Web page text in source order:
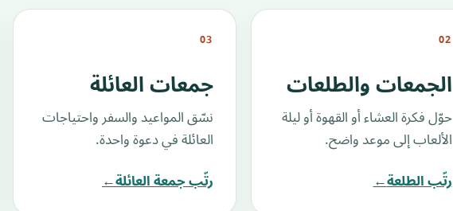
02
الجمعات والطلعات
حوّل فكرة العشاء أو القهوة أو ليلة
الألعاب إلى موعد واضح.
رتّب الطلعة←
03
جمعات العائلة
نسّق المواعيد والسفر واحتياجات
العائلة في دعوة واحدة.
رتّب جمعة العائلة←